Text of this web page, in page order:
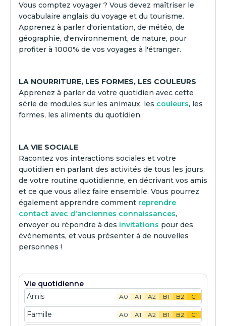
Vous comptez voyager ? Vous devez maîtriser le
vocabulaire anglais du voyage et du tourisme.
Apprenez à parler d'orientation, de météo, de
géographie, d'environnement, de nature, pour
profiter à 1000% de vos voyages à l'étranger.
LA NOURRITURE, LES FORMES, LES COULEURS
Apprenez à parler de votre quotidien avec cette
série de modules sur les animaux, les couleurs, les
formes, les aliments du quotidien.
LA VIE SOCIALE
Racontez vos interactions sociales et votre
quotidien en parlant des activités de tous les jours,
de votre routine quotidienne, en décrivant vos amis
et ce que vous allez faire ensemble. Vous pourrez
également apprendre comment reprendre
contact avec d'anciennes connaissances,
envoyer ou répondre à des invitations pour des
événements, et vous présenter à de nouvelles
personnes !
Vie quotidienne
Amis
A0 A1 A2 B1 B2 C1
Famille A0 A1 A2 B1 B2 C1